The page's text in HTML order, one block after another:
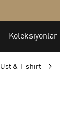
Üst & T-shirt